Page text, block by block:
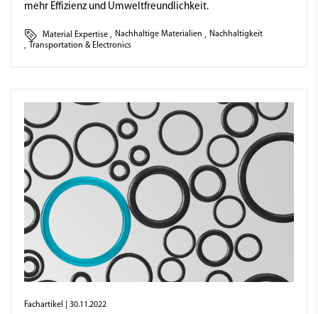
mehr Effizienz und Umweltfreundlichkeit.
Material Expertise , Nachhaltige Materialien , Nachhaltigkeit
,
Transportation & Electronics
Fachartikel | 30.11.2022